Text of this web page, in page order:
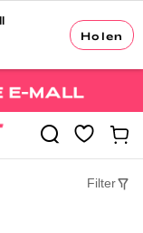
Holen
Filter